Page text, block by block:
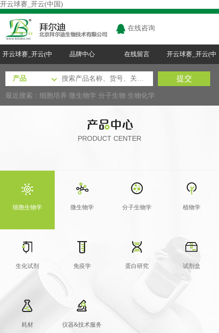
开云球赛_开云(中国)
在线咨询
开云球赛_开云(中
国)
品牌中心 在线留言 开云球赛_开云(中
国)
最近搜索：细胞培养 微生物学 分子生物 生物化学
PRODUCT CENTER
细胞生物学 微生物学 分子生物学 植物学
生化试剂 免疫学 蛋白研究 试剂盒
耗材 仪器&技术服务